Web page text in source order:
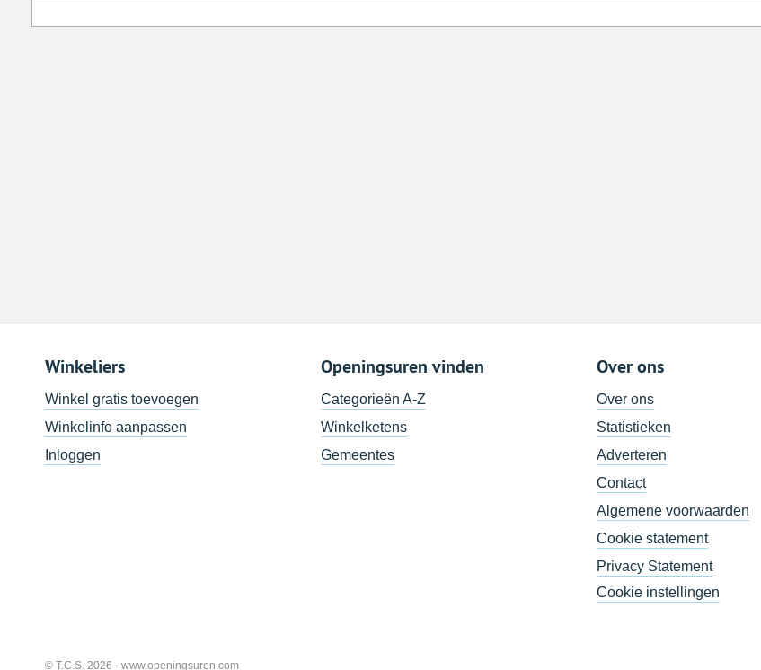
Winkeliers
Winkel gratis toevoegen
Winkelinfo aanpassen
Inloggen
Openingsuren vinden
Categorieën A-Z
Winkelketens
Gemeentes
Over ons
Over ons
Statistieken
Adverteren
Contact
Algemene voorwaarden
Cookie statement
Privacy Statement
Cookie instellingen
© T.C.S. 2026 - www.openingsuren.com